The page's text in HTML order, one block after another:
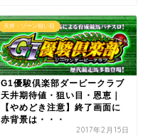
天井・ゾーン狙い目
G1優駿倶楽部ダービークラブ
天井期待値・狙い目・恩恵｜
【やめどき注意】終了画面に
赤背景は・・・
2017年2月15日